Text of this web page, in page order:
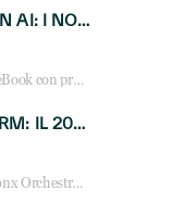
HP ELITEBOOK CON AI: I NOTEBOOK BUSINESS INTELLIGENTI CHE TRASFORMANO PRODUTTIVITÀ, SICUREZZA E LAVORO IBRIDO
Scopri la gamma HP EliteBook con processori Intel® Core™ Ultra e AMD Ryzen™ AI. Notebook business progettati per aumentare la produttività, migliorare la collaborazione e garantire sicurezza avanzata in ufficio e in mobilità.
AI AGENT PLATFORM: IL 2026 È L’ANNO DEL «SISTEMA OPERATIVO» PER GLI AGENTI AZIENDALI
Frontier, Foundry e watsonx Orchestrate: la guerra delle piattaforme AI agent ridisegna il mercato IT. Cosa cambia per reseller, MSP e system integrator.